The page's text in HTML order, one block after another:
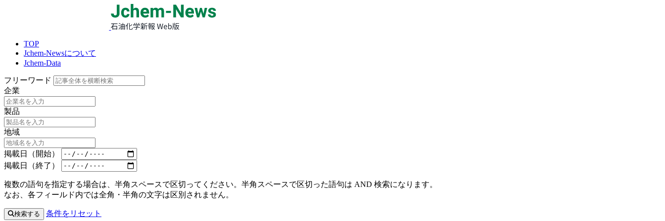
TOP
Jchem-Newsについて
Jchem-Data
フリーワード
企業
製品
地域
掲載日（開始）
掲載日（終了）
複数の語句を指定する場合は、半角スペースで区切ってください。半角スペースで区切った語句は AND 検索になります。
なお、各フィールド内では全角・半角の文字は区別されません。
検索する 条件をリセット